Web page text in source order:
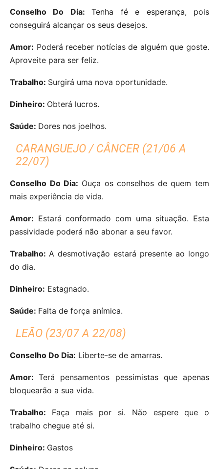
Conselho Do Dia:Tenha fé e esperança, pois
conseguirá alcançar os seus desejos.
Amor: Poderá receber notícias de alguém que goste.
Aproveite para ser feliz.
Trabalho: Surgirá uma nova oportunidade.
Dinheiro: Obterá lucros.
Saúde: Dores nos joelhos.
CARANGUEJO / CÂNCER (21/06 A
22/07)
Conselho Do Dia: Ouça os conselhos de quem tem
mais experiência de vida.
Amor: Estará conformado com uma situação. Esta
passividade poderá não abonar a seu favor.
Trabalho: A desmotivação estará presente ao longo
do dia.
Dinheiro: Estagnado.
Saúde: Falta de força anímica.
LEÃO (23/07 A 22/08)
Conselho Do Dia: Liberte-se de amarras.
Amor:Terá pensamentos pessimistas que apenas
bloquearão a sua vida.
Trabalho: Faça mais por si. Não espere que o
trabalho chegue até si.
Dinheiro: Gastos